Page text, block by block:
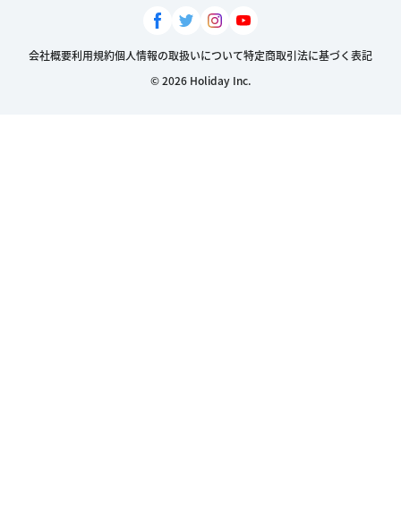
会社概要利用規約個人情報の取扱いについて特定商取引法に基づく表記
© 2026 Holiday Inc.